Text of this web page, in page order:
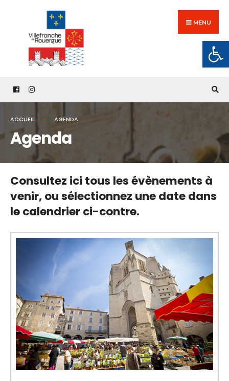
content
MENU
ACCUEIL AGENDA
Agenda
Consultez ici tous les évènements à
venir,ou sélectionnez une date dans
le calendrier ci-contre.